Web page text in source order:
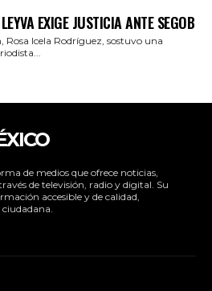
EXIGE JUSTICIA ANTE SEGOB
Rosa Icela Rodríguez, sostuvo una
de medios que ofrece noticias,
de televisión, radio y digital. Su
accesible y de calidad,